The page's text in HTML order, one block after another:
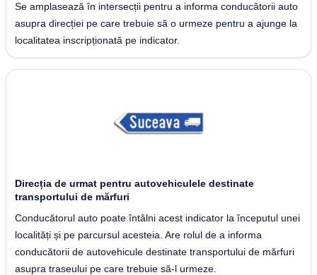
Se amplasează în intersecții pentru a informa conducătorii auto
asupra direcției pe care trebuie să o urmeze pentru a ajunge la
localitatea inscripționată pe indicator.
Direcția de urmat pentru autovehiculele destinate
transportului de mărfuri
Conducătorul auto poate întâlni acest indicator la începutul unei
localități și pe parcursul acesteia. Are rolul de a informa
conducătorii de autovehicule destinate transportului de mărfuri
asupra traseului pe care trebuie să-l urmeze.